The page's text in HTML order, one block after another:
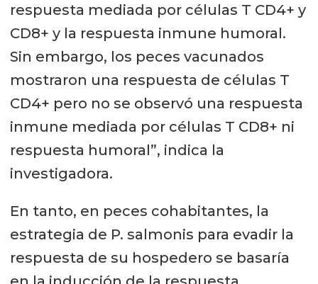
respuesta mediada por células T CD4+ y
CD8+ y la respuesta inmune humoral.
Sin embargo, los peces vacunados
mostraron una respuesta de células T
CD4+ pero no se observó una respuesta
inmune mediada por células T CD8+ ni
respuesta humoral”, indica la
investigadora.
En tanto, en peces cohabitantes, la
estrategia de P. salmonis para evadir la
respuesta de su hospedero se basaría